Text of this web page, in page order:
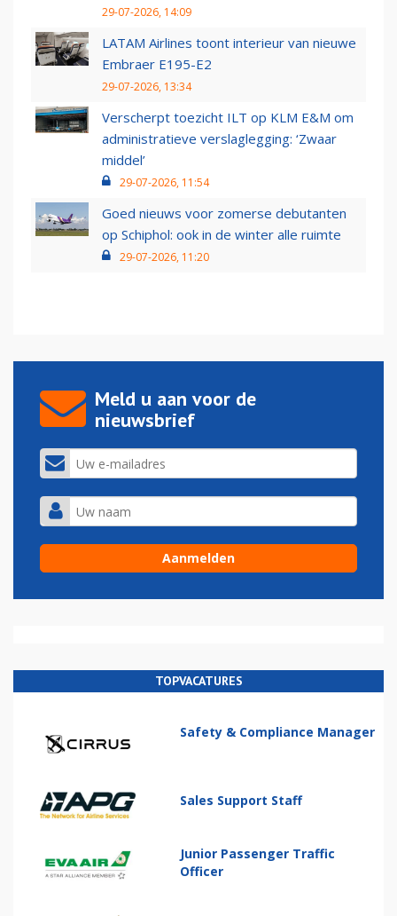
29-07-2026, 14:09
LATAM Airlines toont interieur van nieuwe
Embraer E195-E2
29-07-2026, 13:34
Verscherpt toezicht ILT op KLM E&M om
administratieve verslaglegging: ‘Zwaar
middel’
29-07-2026, 11:54
Goed nieuws voor zomerse debutanten
op Schiphol: ook in de winter alle ruimte
29-07-2026, 11:20
Meld u aan voor de
nieuwsbrief
TOPVACATURES
Safety & Compliance Manager
Sales Support Staff
Junior Passenger Traffic
Officer